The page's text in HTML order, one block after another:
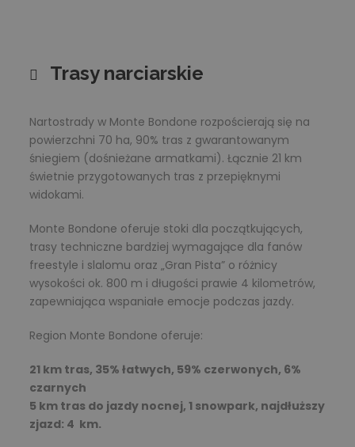
Trasy narciarskie
Nartostrady w Monte Bondone rozpościerają się na
powierzchni 70 ha, 90% tras z gwarantowanym
śniegiem (dośnieżane armatkami). Łącznie 21 km
świetnie przygotowanych tras z przepięknymi
widokami.
Monte Bondone oferuje stoki dla początkujących,
trasy techniczne bardziej wymagające dla fanów
freestyle i slalomu oraz „Gran Pista” o różnicy
wysokości ok. 800 m i długości prawie 4 kilometrów,
zapewniająca wspaniałe emocje podczas jazdy.
Region Monte Bondone oferuje:
21 km tras, 35% łatwych, 59% czerwonych, 6%
czarnych
5 km tras do jazdy nocnej, 1 snowpark, najdłuższy
zjazd: 4 km.